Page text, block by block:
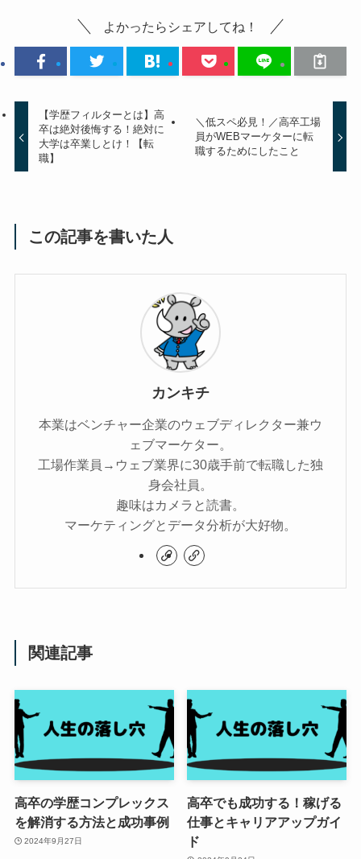
よかったらシェアしてね！
【学歴フィルターとは】高
卒は絶対後悔する！絶対に
大学は卒業しとけ！【転
職】
＼低スペ必見！／高卒工場
員がWEBマーケターに転
職するためにしたこと
この記事を書いた人
カンキチ
本業はベンチャー企業のウェブディレクター兼ウ
ェブマーケター。
工場作業員→ウェブ業界に30歳手前で転職した独
身会社員。
趣味はカメラと読書。
マーケティングとデータ分析が大好物。
関連記事
高卒の学歴コンプレックス
を解消する方法と成功事例
2024年9月27日
高卒でも成功する！稼げる
仕事とキャリアアップガイ
ド